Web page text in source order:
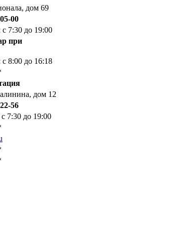
дом 69
00
7:30 до 19:00
при
8:00 до 16:18
дом 12
56
7:30 до 19:00